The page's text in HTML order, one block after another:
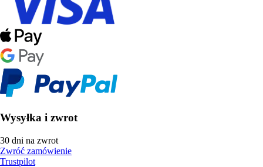
Wysyłka i zwrot
30 dni na zwrot
Zwróć zamówienie
Trustpilot